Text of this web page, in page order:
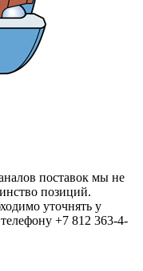
поставок мы не
позиций.
уточнять у
+7 812 363-4-